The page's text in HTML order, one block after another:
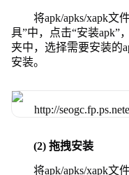
将apk/apks/xapk文
具”中，点击“安装apk”
夹中，选择需要安装的
安装。
(2) 拖拽安装
将apk/apks/xapk文